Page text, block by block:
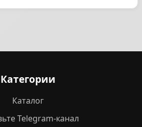
Категории
Каталог
Telegram-канал